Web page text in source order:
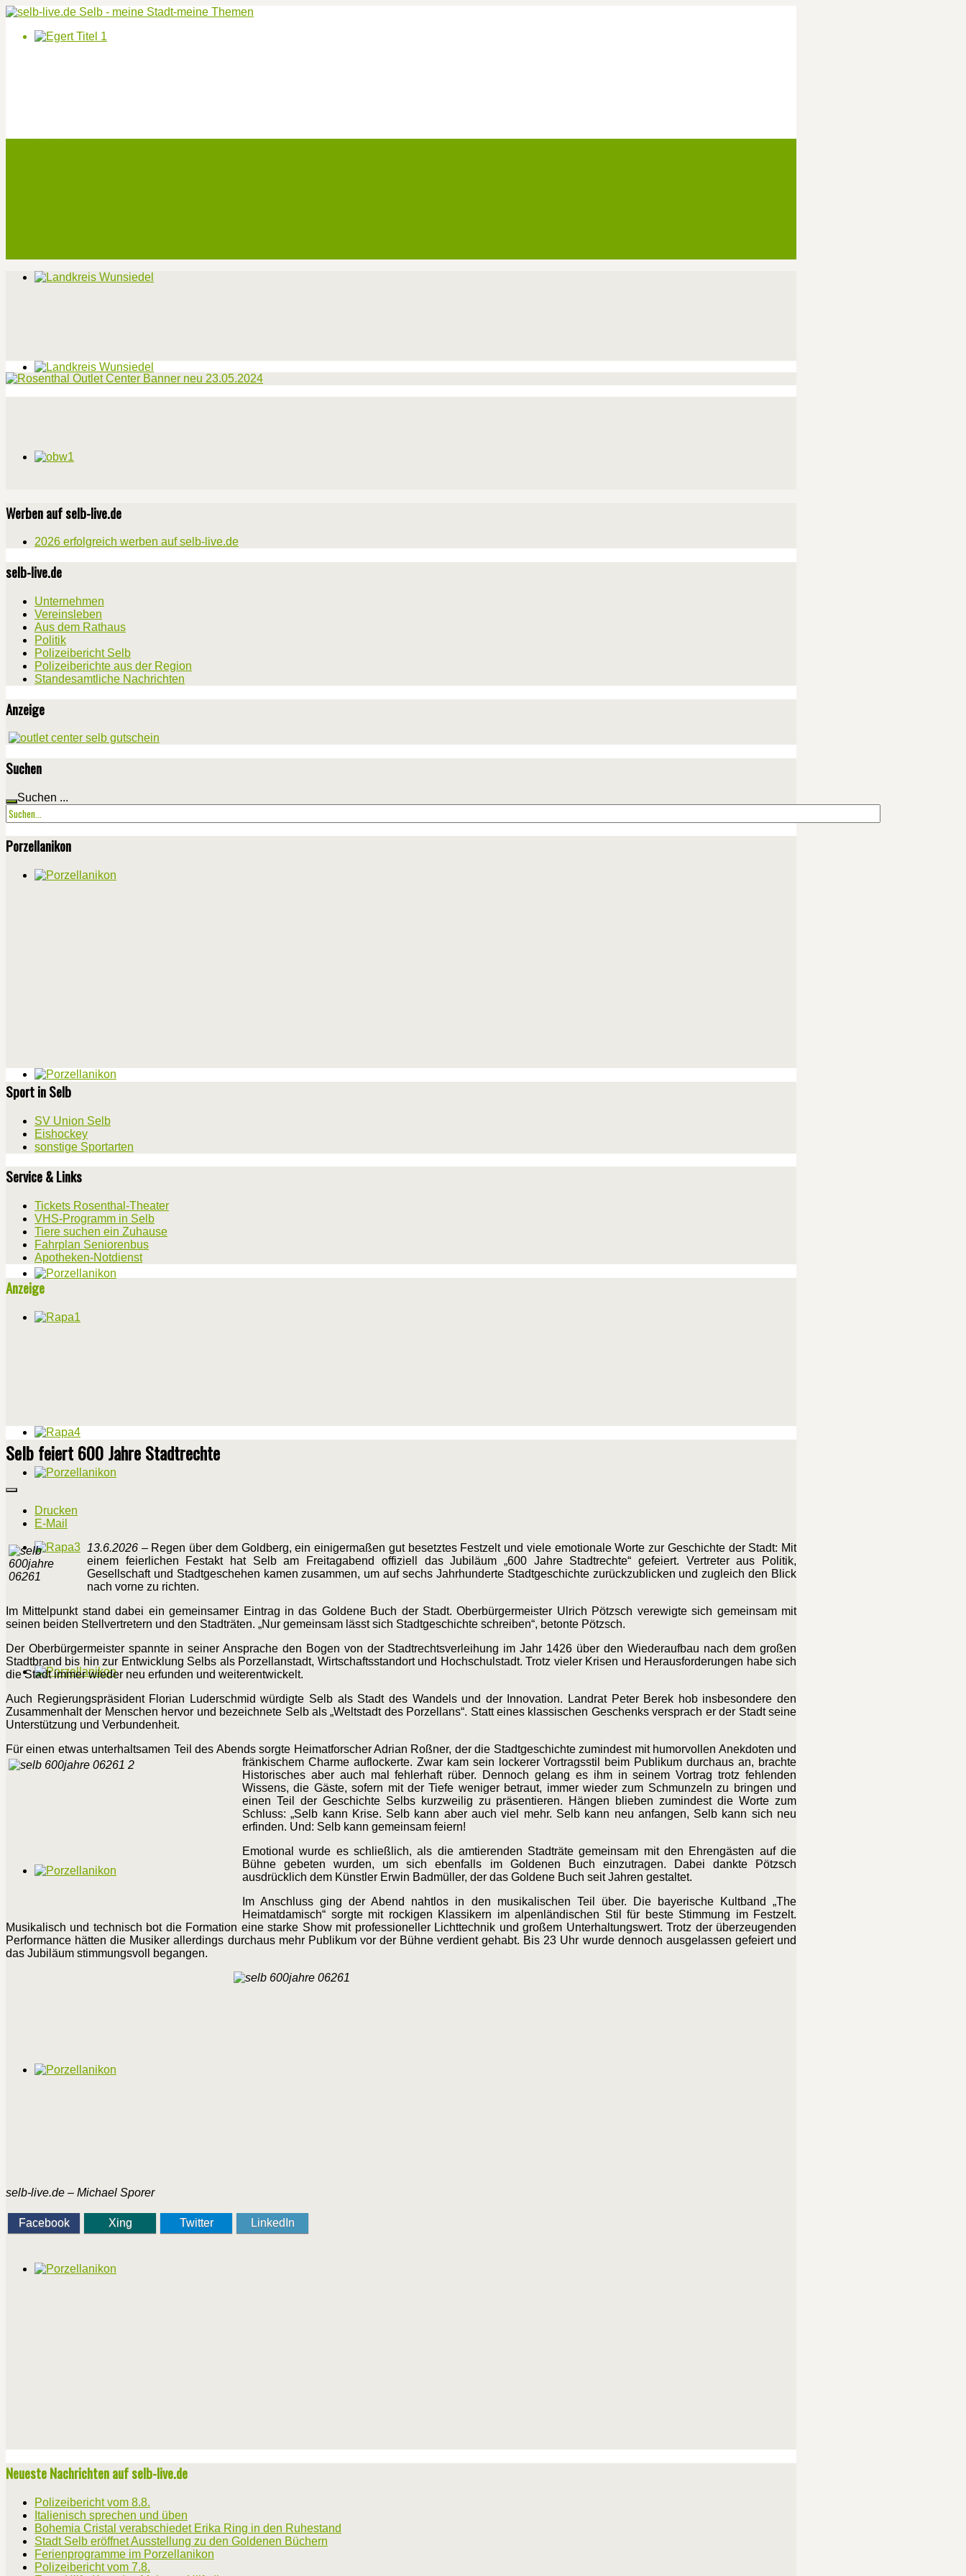
Werben auf selb-live.de
2026 erfolgreich werben auf selb-live.de
selb-live.de
Unternehmen
Vereinsleben
Aus dem Rathaus
Politik
Polizeibericht Selb
Polizeiberichte aus der Region
Standesamtliche Nachrichten
Anzeige
Suchen
Suchen ...
Porzellanikon
Sport in Selb
SV Union Selb
Eishockey
sonstige Sportarten
Service & Links
Tickets Rosenthal-Theater
VHS-Programm in Selb
Tiere suchen ein Zuhause
Fahrplan Seniorenbus
Apotheken-Notdienst
Anzeige
Selb feiert 600 Jahre Stadtrechte
Drucken
E-Mail
13.6.2026 – Regen über dem Goldberg, ein einigermaßen gut besetztes Festzelt und viele emotionale Worte zur Geschichte der Stadt: Mit
einem feierlichen Festakt hat Selb am Freitagabend offiziell das Jubiläum „600 Jahre Stadtrechte“ gefeiert. Vertreter aus Politik,
Gesellschaft und Stadtgeschehen kamen zusammen, um auf sechs Jahrhunderte Stadtgeschichte zurückzublicken und zugleich den Blick
nach vorne zu richten.
Im Mittelpunkt stand dabei ein gemeinsamer Eintrag in das Goldene Buch der Stadt. Oberbürgermeister Ulrich Pötzsch verewigte sich gemeinsam mit
seinen beiden Stellvertretern und den Stadträten. „Nur gemeinsam lässt sich Stadtgeschichte schreiben“, betonte Pötzsch.
Der Oberbürgermeister spannte in seiner Ansprache den Bogen von der Stadtrechtsverleihung im Jahr 1426 über den Wiederaufbau nach dem großen
Stadtbrand bis hin zur Entwicklung Selbs als Porzellanstadt, Wirtschaftsstandort und Hochschulstadt. Trotz vieler Krisen und Herausforderungen habe sich
die Stadt immer wieder neu erfunden und weiterentwickelt.
Auch Regierungspräsident Florian Luderschmid würdigte Selb als Stadt des Wandels und der Innovation. Landrat Peter Berek hob insbesondere den
Zusammenhalt der Menschen hervor und bezeichnete Selb als „Weltstadt des Porzellans“. Statt eines klassischen Geschenks versprach er der Stadt seine
Unterstützung und Verbundenheit.
Für einen etwas unterhaltsamen Teil des Abends sorgte Heimatforscher Adrian Roßner, der die Stadtgeschichte zumindest mit humorvollen Anekdoten und
fränkischem Charme auflockerte. Zwar kam sein lockerer Vortragsstil beim Publikum durchaus an, brachte
Historisches aber auch mal fehlerhaft rüber. Dennoch gelang es ihm in seinem Vortrag trotz fehlenden
Wissens, die Gäste, sofern mit der Tiefe weniger betraut, immer wieder zum Schmunzeln zu bringen und
einen Teil der Geschichte Selbs kurzweilig zu präsentieren. Hängen blieben zumindest die Worte zum
Schluss: „Selb kann Krise. Selb kann aber auch viel mehr. Selb kann neu anfangen, Selb kann sich neu
erfinden. Und: Selb kann gemeinsam feiern!
Emotional wurde es schließlich, als die amtierenden Stadträte gemeinsam mit den Ehrengästen auf die
Bühne gebeten wurden, um sich ebenfalls im Goldenen Buch einzutragen. Dabei dankte Pötzsch
ausdrücklich dem Künstler Erwin Badmüller, der das Goldene Buch seit Jahren gestaltet.
Im Anschluss ging der Abend nahtlos in den musikalischen Teil über. Die bayerische Kultband „The
Heimatdamisch“ sorgte mit rockigen Klassikern im alpenländischen Stil für beste Stimmung im Festzelt.
Musikalisch und technisch bot die Formation eine starke Show mit professioneller Lichttechnik und großem Unterhaltungswert. Trotz der überzeugenden
Performance hätten die Musiker allerdings durchaus mehr Publikum vor der Bühne verdient gehabt. Bis 23 Uhr wurde dennoch ausgelassen gefeiert und
das Jubiläum stimmungsvoll begangen.
selb-live.de – Michael Sporer
Facebook Xing Twitter LinkedIn
Neueste Nachrichten auf selb-live.de
Polizeibericht vom 8.8.
Italienisch sprechen und üben
Bohemia Cristal verabschiedet Erika Ring in den Ruhestand
Stadt Selb eröffnet Ausstellung zu den Goldenen Büchern
Ferienprogramme im Porzellanikon
Polizeibericht vom 7.8.